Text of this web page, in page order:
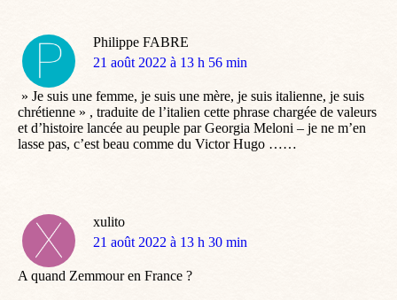
Philippe FABRE
dit
21 août 2022 à 13 h 56 min
» Je suis une femme, je suis une mère, je suis italienne, je suis
chrétienne » , traduite de l’italien cette phrase chargée de valeurs
et d’histoire lancée au peuple par Georgia Meloni – je ne m’en
lasse pas, c’est beau comme du Victor Hugo ……
xulito
dit
21 août 2022 à 13 h 30 min
A quand Zemmour en France ?